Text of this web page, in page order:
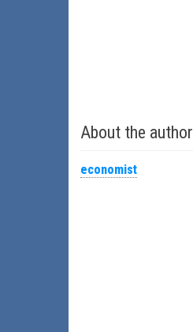
About the author
economist